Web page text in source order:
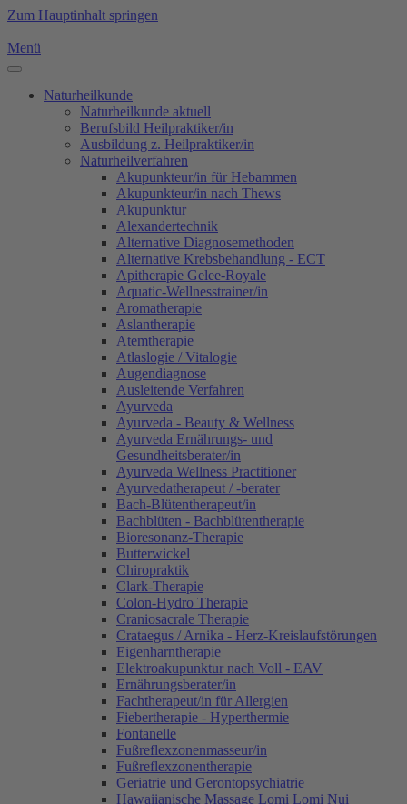
Zum Hauptinhalt springen
Menü
Naturheilkunde
Naturheilkunde aktuell
Berufsbild Heilpraktiker/in
Ausbildung z. Heilpraktiker/in
Naturheilverfahren
Akupunkteur/in für Hebammen
Akupunkteur/in nach Thews
Akupunktur
Alexandertechnik
Alternative Diagnosemethoden
Alternative Krebsbehandlung - ECT
Apitherapie Gelee-Royale
Aquatic-Wellnesstrainer/in
Aromatherapie
Aslantherapie
Atemtherapie
Atlaslogie / Vitalogie
Augendiagnose
Ausleitende Verfahren
Ayurveda
Ayurveda - Beauty & Wellness
Ayurveda Ernährungs- und
Gesundheitsberater/in
Ayurveda Wellness Practitioner
Ayurvedatherapeut / -berater
Bach-Blütentherapeut/in
Bachblüten - Bachblütentherapie
Bioresonanz-Therapie
Butterwickel
Chiropraktik
Clark-Therapie
Colon-Hydro Therapie
Craniosacrale Therapie
Crataegus / Arnika - Herz-Kreislaufstörungen
Eigenharntherapie
Elektroakupunktur nach Voll - EAV
Ernährungsberater/in
Fachtherapeut/in für Allergien
Fiebertherapie - Hyperthermie
Fontanelle
Fußreflexzonenmasseur/in
Fußreflexzonentherapie
Geriatrie und Gerontopsychiatrie
Hawaiianische Massage Lomi Lomi Nui